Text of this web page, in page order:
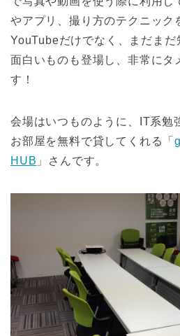
やアプリ、撮り方のテクニッ
YouTubeだけでなく、まだまだ
面白いものも登場し、非常にタ
す！
会場はいつものように、IT系勉
お部屋を無料で貸してくれる「
HUB 」さんです。